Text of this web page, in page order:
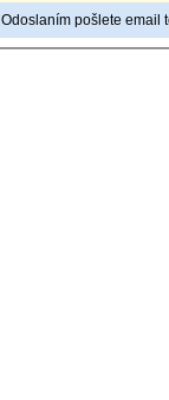
Odoslaním pošlete email